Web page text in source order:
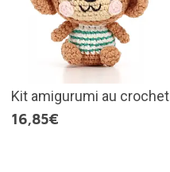
Kit amigurumi au crochet
16,85€